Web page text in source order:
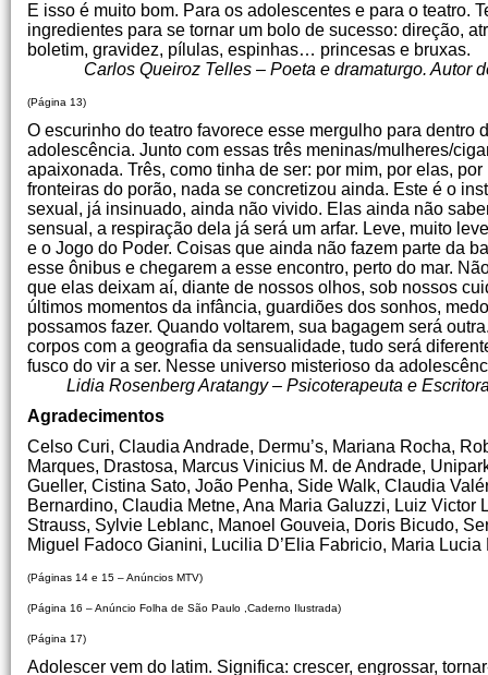
E isso é muito bom. Para os adolescentes e para o teatro.
ingredientes para se tornar um bolo de sucesso: direção,
boletim, gravidez, pílulas, espinhas… princesas e bruxas.
Carlos Queiroz Telles – Poeta e dramaturgo. Autor de
(Página 13)
O escurinho do teatro favorece esse mergulho para
adolescência. Junto com essas três meninas/mulheres/
apaixonada. Três, como tinha de ser: por mim, por elas,
fronteiras do porão, nada se concretizou ainda. Este é o
sexual, já insinuado, ainda não vivido. Elas ainda não
sensual, a respiração dela já será um arfar. Leve, muito
e o Jogo do Poder. Coisas que ainda não fazem parte da
esse ônibus e chegarem a esse encontro, perto do mar.
que elas deixam aí, diante de nossos olhos, sob nossos
últimos momentos da infância, guardiões dos sonhos,
possamos fazer. Quando voltarem, sua bagagem será
corpos com a geografia da sensualidade, tudo será
fusco do vir a ser. Nesse universo misterioso da
Lidia Rosenberg Aratangy – Psicoterapeuta e
Agradecimentos
Celso Curi, Claudia Andrade, Dermu’s, Mariana Rocha,
Marques, Drastosa, Marcus Vinicius M. de Andrade,
Gueller, Cistina Sato, João Penha, Side Walk, Claudia
Bernardino, Claudia Metne, Ana Maria Galuzzi, Luiz
Strauss, Sylvie Leblanc, Manoel Gouveia, Doris Bicudo,
Miguel Fadoco Gianini, Lucilia D’Elia Fabricio, Maria Lucia
(Páginas 14 e 15 – Anúncios MTV)
(Página 16 – Anúncio Folha de São Paulo ,Caderno Ilustrada)
(Página 17)
Adolescer vem do latim. Significa: crescer, engrossar,